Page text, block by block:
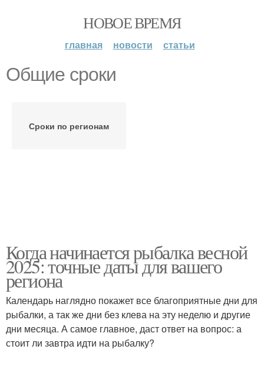
НОВОЕ ВРЕМЯ
главная новости статьи
Общие сроки
Сроки по регионам
Когда начинается рыбалка весной
2025: точные даты для вашего
региона
Календарь наглядно покажет все благоприятные дни для
рыбалки, а так же дни без клева на эту неделю и другие
дни месяца. А самое главное, даст ответ на вопрос: а
стоит ли завтра идти на рыбалку?